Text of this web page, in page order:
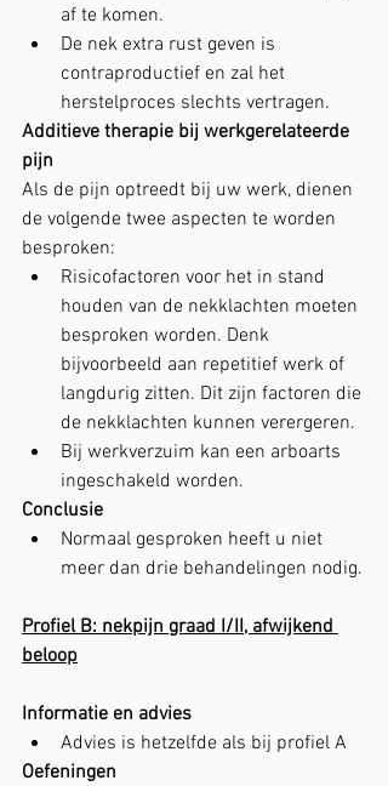
af te komen.
De nek extra rust geven is
contraproductief en zal het
herstelproces slechts vertragen.
Additieve therapie bij werkgerelateerde
pijn
Als de pijn optreedt bij uw werk, dienen
de volgende twee aspecten te worden
besproken:
Risicofactoren voor het in stand
houden van de nekklachten moeten
besproken worden. Denk
bijvoorbeeld aan repetitief werk of
langdurig zitten. Dit zijn factoren die
de nekklachten kunnen verergeren.
Bij werkverzuim kan een arboarts
ingeschakeld worden.
Conclusie
Normaal gesproken heeft u niet
meer dan drie behandelingen nodig.
Profiel B: nekpijn graad I/II, afwijkend
beloop
Informatie en advies
Advies is hetzelfde als bij profiel A
Oefeningen